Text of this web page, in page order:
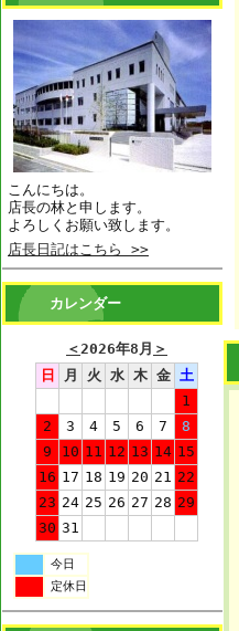
こんにちは。
店長の林と申します。
よろしくお願い致します。
店長日記はこちら >>
カレンダー
＜ 2026年8月 ＞
日
月 火 水 木 金
土
1
2
3 4 5 6 7
8
9
10 11 12 13 14 15
16 17 18 19 20 21 22
23 24 25 26 27 28 29
30 31
今日
定休日